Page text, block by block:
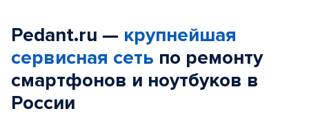
Pedant.ru — крупнейшая
сервисная сеть по ремонту
смартфонов и ноутбуков в
России